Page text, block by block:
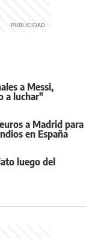
a Messi,
a luchar"
a Madrid para
en España
luego del